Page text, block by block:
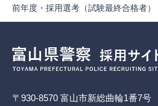
前年度・採用選考（試験最終合格者）
〒930-8570 富山市新総曲輪1番7号